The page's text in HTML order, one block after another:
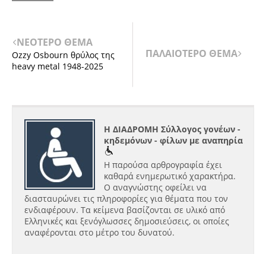
ΝΕΟΤΕΡΟ ΘΕΜΑ
Ozzy Osbourn θρύλος της
heavy metal 1948-2025
ΠΑΛΑΙΟΤΕΡΟ ΘΕΜΑ
Η ΔΙΑΔΡΟΜΗ Σύλλογος γονέων -
κηδεμόνων - φίλων με αναπηρία
Η παρούσα αρθρογραφία έχει
καθαρά ενημερωτικό χαρακτήρα.
Ο αναγνώστης οφείλει να
διασταυρώνει τις πληροφορίες για θέματα που τον
ενδιαφέρουν. Τα κείμενα βασίζονται σε υλικό από
Ελληνικές και ξενόγλωσσες δημοσιεύσεις, οι οποίες
αναφέρονται στο μέτρο του δυνατού.